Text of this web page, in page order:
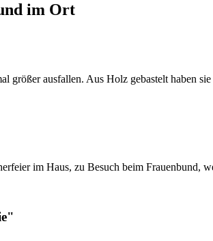
im Ort
größer ausfallen. Aus Holz gebastelt haben
im Haus, zu Besuch beim Frauenbund,